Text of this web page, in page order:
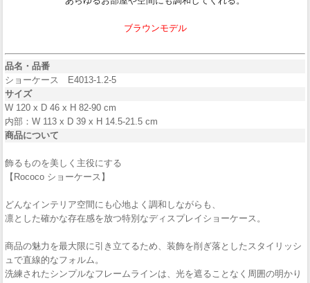
ブラウンモデル
品名・品番
ショーケース E4013-1.2-5
サイズ
W 120 x D 46 x H 82-90 cm
内部：W 113 x D 39 x H 14.5-21.5 cm
商品について
飾るものを美しく主役にする
【Rococo ショーケース】
どんなインテリア空間にも心地よく調和しながらも、
凛とした確かな存在感を放つ特別なディスプレイショーケース。
商品の魅力を最大限に引き立てるため、装飾を削ぎ落としたスタイリッシ
ュで直線的なフォルム。
洗練されたシンプルなフレームラインは、光を遮ることなく周囲の明かり